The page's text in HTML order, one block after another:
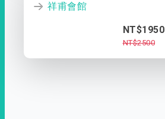
祥甫會館
NT$1950
NT$2500